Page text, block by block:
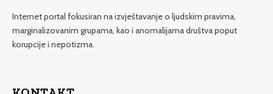
Internet portal fokusiran na izvještavanje o ljudskim pravima,
marginalizovanim grupama, kao i anomalijama društva poput
korupcije i nepotizma.